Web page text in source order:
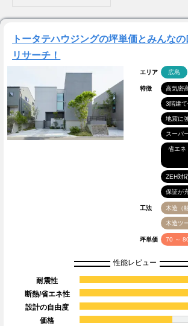
トータテハウジングの坪単価とみんな
リサーチ！
エリア 広島
特徴 高気密
3階建
地震に
スーパ
省エネ
ZEH対
保証が
工法 木造（
木造ツ
坪単価 70 ～
性能レビュー
耐震性
断熱/省エネ性
設計の自由度
価格